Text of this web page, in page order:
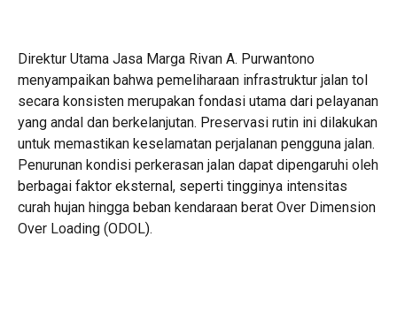
Direktur Utama Jasa Marga Rivan A. Purwantono
menyampaikan bahwa pemeliharaan infrastruktur jalan tol
secara konsisten merupakan fondasi utama dari pelayanan
yang andal dan berkelanjutan. Preservasi rutin ini dilakukan
untuk memastikan keselamatan perjalanan pengguna jalan.
Penurunan kondisi perkerasan jalan dapat dipengaruhi oleh
berbagai faktor eksternal, seperti tingginya intensitas
curah hujan hingga beban kendaraan berat Over Dimension
Over Loading (ODOL).